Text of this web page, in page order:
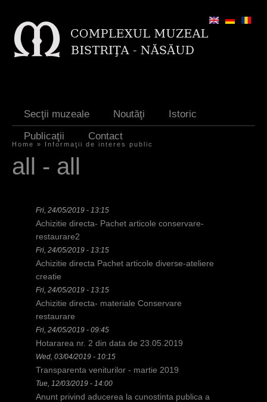
Secţii muzeale Noutăţi
Istoric
Publicaţii
Contact
Y
Home » Informaţii de interes public
all - all
Fri, 24/05/2019 - 13:15
Achizitie directa- Pachet articole conservare-
restaurare2
Fri, 24/05/2019 - 13:15
Achizitie directa Pachet articole diverse-ateliere
creatie
Fri, 24/05/2019 - 13:15
Achizitie directa- materiale Conservare
restaurare
Fri, 24/05/2019 - 09:45
Hotararea nr. 2 din data de 23.05.2019
Wed, 03/04/2019 - 10:15
Transparenta veniturilor - martie 2019
Tue, 12/03/2019 - 14:00
Anunt privind aducerea la cunostinta publica a